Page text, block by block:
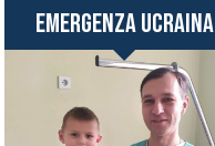
Emergenza Ucraina